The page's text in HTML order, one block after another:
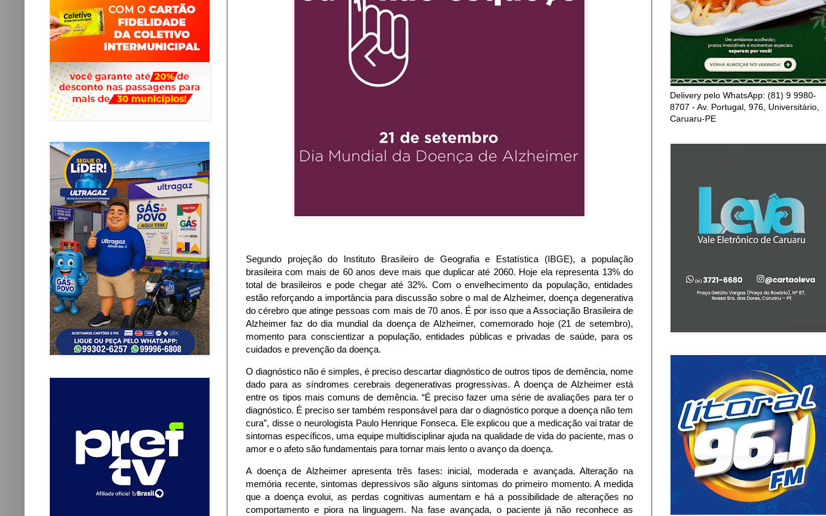
Segundo projeção do Instituto Brasileiro de Geografia e Estatística (IBGE), a população
brasileira com mais de 60 anos deve mais que duplicar até 2060. Hoje ela representa 13% do
total de brasileiros e pode chegar até 32%. Com o envelhecimento da população, entidades
estão reforçando a importância para discussão sobre o mal de Alzheimer, doença degenerativa
do cérebro que atinge pessoas com mais de 70 anos. É por isso que a Associação Brasileira de
Alzheimer faz do dia mundial da doença de Alzheimer, comemorado hoje (21 de setembro),
momento para conscientizar a população, entidades públicas e privadas de saúde, para os
cuidados e prevenção da doença.
O diagnóstico não é simples, é preciso descartar diagnóstico de outros tipos de demência, nome
dado para as síndromes cerebrais degenerativas progressivas. A doença de Alzheimer está
entre os tipos mais comuns de demência. “É preciso fazer uma série de avaliações para ter o
diagnóstico. É preciso ser também responsável para dar o diagnóstico porque a doença não tem
cura”, disse o neurologista Paulo Henrique Fonseca. Ele explicou que a medicação vai tratar de
sintomas específicos, uma equipe multidisciplinar ajuda na qualidade de vida do paciente, mas o
amor e o afeto são fundamentais para tornar mais lento o avanço da doença.
A doença de Alzheimer apresenta três fases: inicial, moderada e avançada. Alteração na
memória recente, sintomas depressivos são alguns sintomas do primeiro momento. A medida
que a doença evolui, as perdas cognitivas aumentam e há a possibilidade de alterações no
comportamento e piora na linguagem. Na fase avançada, o paciente já não reconhece as
Delivery pelo WhatsApp: (81) 9 9980-
8707 - Av. Portugal, 976, Universitário,
Caruaru-PE